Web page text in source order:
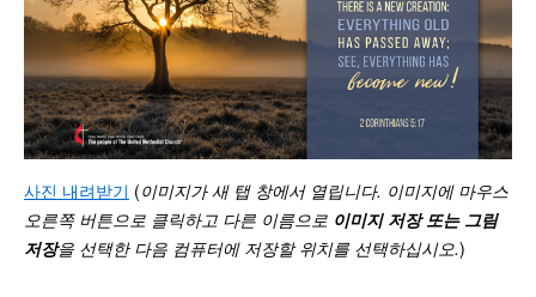
사진 내려받기 (이미지가 새 탭 창에서 열립니다. 이미지에 마우스
오른쪽 버튼으로 클릭하고 다른 이름으로 이미지 저장 또는 그림
저장을 선택한 다음 컴퓨터에 저장할 위치를 선택하십시오.)